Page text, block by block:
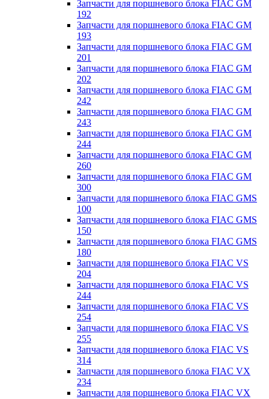
Запчасти для поршневого блока FIAC GM
192
Запчасти для поршневого блока FIAC GM
193
Запчасти для поршневого блока FIAC GM
201
Запчасти для поршневого блока FIAC GM
202
Запчасти для поршневого блока FIAC GM
242
Запчасти для поршневого блока FIAC GM
243
Запчасти для поршневого блока FIAC GM
244
Запчасти для поршневого блока FIAC GM
260
Запчасти для поршневого блока FIAC GM
300
Запчасти для поршневого блока FIAC GMS
100
Запчасти для поршневого блока FIAC GMS
150
Запчасти для поршневого блока FIAC GMS
180
Запчасти для поршневого блока FIAC VS
204
Запчасти для поршневого блока FIAC VS
244
Запчасти для поршневого блока FIAC VS
254
Запчасти для поршневого блока FIAC VS
255
Запчасти для поршневого блока FIAC VS
314
Запчасти для поршневого блока FIAC VX
234
Запчасти для поршневого блока FIAC VX